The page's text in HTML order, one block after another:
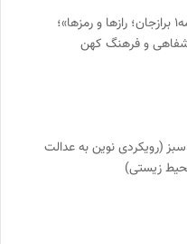
انتشار کتاب «یادنامه۱ برازجان؛ رازها و رمزها»؛
شفاهی و فرهنگ کهن
(رویکردی نوین به عدالت
زیستی)